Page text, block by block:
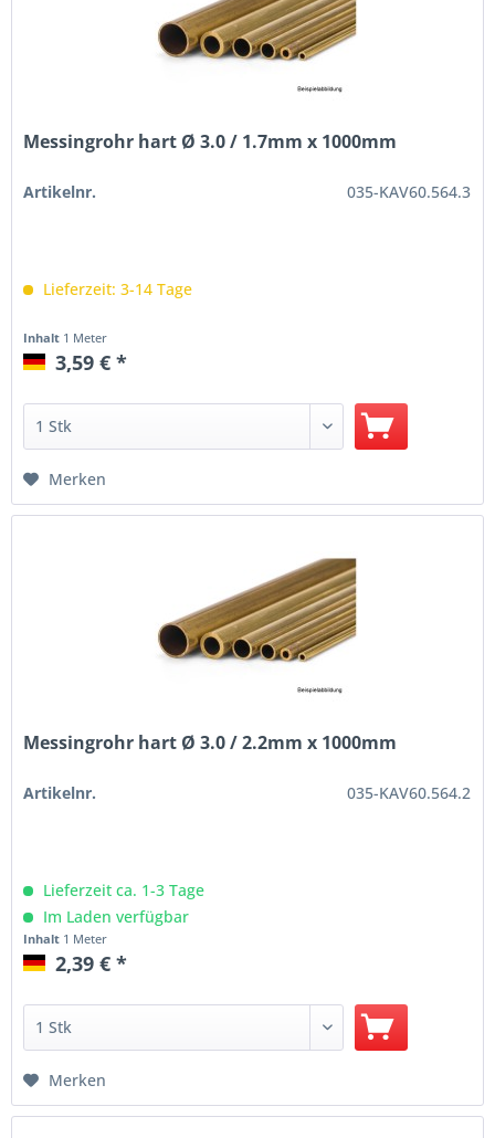
Messingrohr hart Ø 3.0 / 1.7mm x 1000mm
Artikelnr. 035-KAV60.564.3
Lieferzeit: 3-14 Tage
Inhalt 1 Meter
3,59 € *
Merken
Messingrohr hart Ø 3.0 / 2.2mm x 1000mm
Artikelnr. 035-KAV60.564.2
Lieferzeit ca. 1-3 Tage
Im Laden verfügbar
Inhalt 1 Meter
2,39 € *
Merken